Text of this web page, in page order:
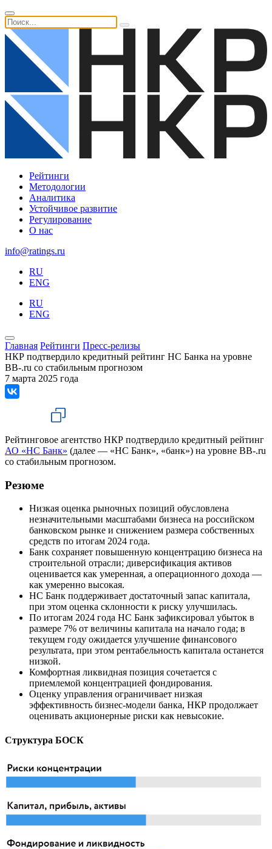
Рейтинги
Методологии
Аналитика
Устойчивое развитие
Регулирование
О нас
info@ratings.ru
RU
ENG
RU
ENG
Главная Рейтинги Пресс-релизы
НКР подтвердило кредитный рейтинг НС Банка на уровне
BB-.ru со стабильным прогнозом
7 марта 2025 года
Рейтинговое агентство НКР подтвердило кредитный рейтинг
АО «НС Банк» (далее — «НС Банк», «банк») на уровне BB-.ru
со стабильным прогнозом.
Резюме
Низкая оценка рыночных позиций обусловлена
незначительными масштабами бизнеса на российском
банковском рынке и снижением размера собственных
средств по итогам 2024 года.
Банк сохраняет повышенную концентрацию бизнеса на
строительной отрасли; диверсификация активов
оценивается как умеренная, а операционного дохода —
как умеренно высокая.
НС Банк поддерживает достаточный запас капитала,
при этом оценка склонности к риску улучшилась.
По итогам 2024 года НС Банк зафиксировал убыток в
размере 7% от величины капитала на начало года; в
текущем году ожидается улучшение финансового
результата, при этом рентабельность капитала останется
низкой.
Комфортная ликвидная позиция сочетается с
приемлемой концентрацией фондирования.
Оценку управления ограничивает низкая
эффективность бизнес-модели банка, НКР продолжает
оценивать акционерные риски как невысокие.
Структура БОСК